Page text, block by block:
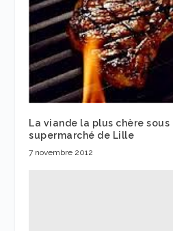
La viande la plus chère
supermarché de Lille
7 novembre 2012